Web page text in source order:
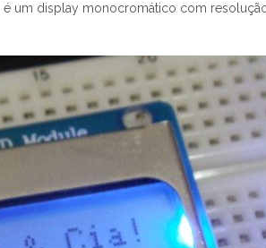
é um display monocromático com